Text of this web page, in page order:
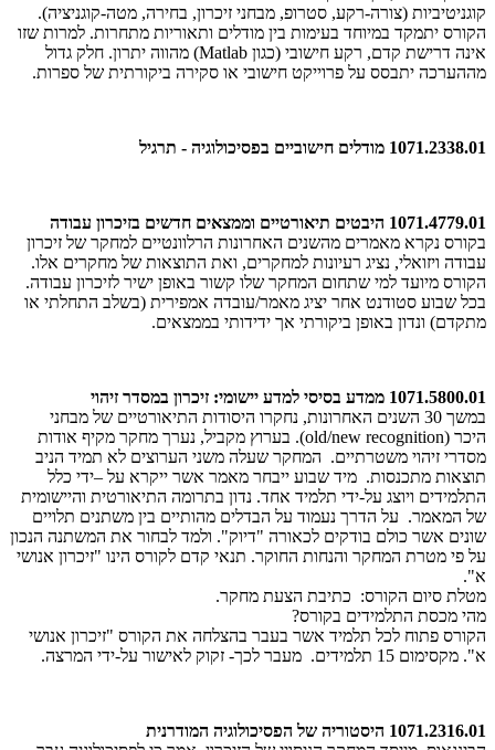
קוגניטיביות (צורה-רקע, סטרופ, מבחני זיכרון, בחירה, מטה-קוגניציה).
הקורס יתמקד במיוחד בעימות בין מודלים ותאוריות מתחרות. למרות שזו
אינה דרישת קדם, רקע חישובי (כגון Matlab) מהווה יתרון. חלק גדול
מההערכה יתבסס על פרוייקט חישובי או סקירה ביקורתית של ספרות.
1071.2338.01 מודלים חישוביים בפסיכולוגיה - תרגיל
1071.4779.01 היבטים תיאורטיים וממצאים חדשים בזיכרון עבודה
בקורס נקרא מאמרים מהשנים האחרונות הרלוונטיים למחקר של זיכרון
עבודה ויזואלי, נציג רעיונות למחקרים, ואת התוצאות של מחקרים אלו.
הקורס מיועד למי שתחום המחקר שלו קשור באופן ישיר לזיכרון עבודה.
בכל שבוע סטודנט אחר יציג מאמר/עובדה אמפירית (בשלב התחלתי או
מתקדם) ונדון באופן ביקורתי אך ידידותי בממצאים.
1071.5800.01 ממדע בסיסי למדע יישומי: זיכרון במסדר זיהוי
במשך 30 השנים האחרונות, נחקרו היסודות התיאורטיים של מבחני
היכר (old/new recognition). בערוץ מקביל, נערך מחקר מקיף אודות
מסדרי זיהוי משטרתיים. המחקר שעלה משני הערוצים לא תמיד הניב
תוצאות מתכנסות. מיד שבוע ייבחר מאמר אשר ייקרא על –ידי כלל
התלמידים ויוצג על-ידי תלמיד אחד. נדון בתרומה התיאורטית והיישומית
של המאמר. על הדרך נעמוד על הבדלים מהותיים בין משתנים תלויים
שונים אשר כולם בודקים לכאורה "דיוק". ולמד לבחור את המשתנה הנכון
על פי מטרת המחקר והנחות החוקר. תנאי קדם לקורס הינו "זיכרון אנושי
א".
מטלת סיום הקורס: כתיבת הצעת מחקר.
מהי מכסת התלמידים בקורס?
​הקורס פתוח לכל תלמיד אשר בעבר בהצלחה את הקורס "זיכרון אנושי
א". מקסימום 15 תלמידים. מעבר לכך- זקוק לאישור על-ידי המרצה.
1071.2316.01 היסטוריה של הפסיכולוגיה המודרנית